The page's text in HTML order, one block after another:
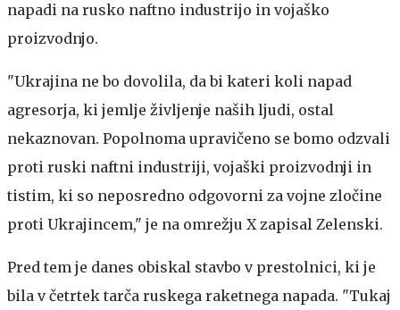
napadi na rusko naftno industrijo in vojaško
proizvodnjo.
"Ukrajina ne bo dovolila, da bi kateri koli napad
agresorja, ki jemlje življenje naših ljudi, ostal
nekaznovan. Popolnoma upravičeno se bomo odzvali
proti ruski naftni industriji, vojaški proizvodnji in
tistim, ki so neposredno odgovorni za vojne zločine
proti Ukrajincem," je na omrežju X zapisal Zelenski.
Pred tem je danes obiskal stavbo v prestolnici, ki je
bila v četrtek tarča ruskega raketnega napada. "Tukaj